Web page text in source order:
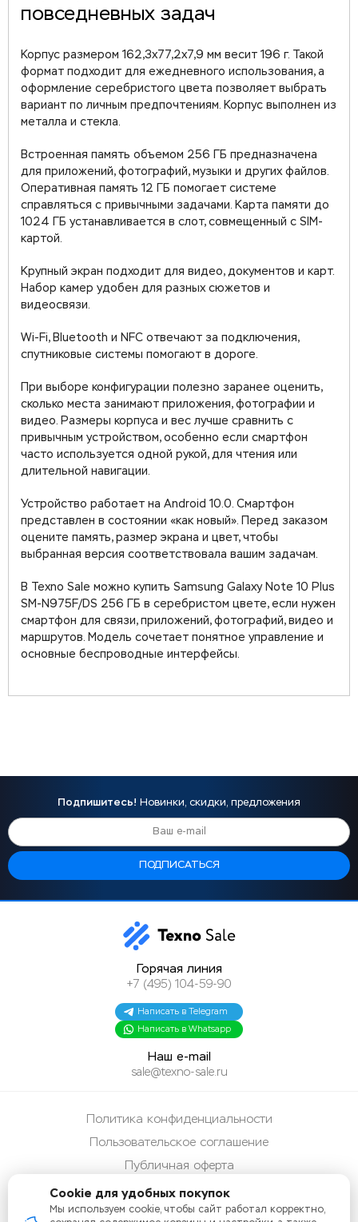
повседневных задач
Корпус размером 162,3x77,2x7,9 мм весит 196 г. Такой
формат подходит для ежедневного использования, а
оформление серебристого цвета позволяет выбрать
вариант по личным предпочтениям. Корпус выполнен из
металла и стекла.
Встроенная память объемом 256 ГБ предназначена
для приложений, фотографий, музыки и других файлов.
Оперативная память 12 ГБ помогает системе
справляться с привычными задачами. Карта памяти до
1024 ГБ устанавливается в слот, совмещенный с SIM-
картой.
Крупный экран подходит для видео, документов и карт.
Набор камер удобен для разных сюжетов и
видеосвязи.
Wi-Fi, Bluetooth и NFC отвечают за подключения,
спутниковые системы помогают в дороге.
При выборе конфигурации полезно заранее оценить,
сколько места занимают приложения, фотографии и
видео. Размеры корпуса и вес лучше сравнить с
привычным устройством, особенно если смартфон
часто используется одной рукой, для чтения или
длительной навигации.
Устройство работает на Android 10.0. Смартфон
представлен в состоянии «как новый». Перед заказом
оцените память, размер экрана и цвет, чтобы
выбранная версия соответствовала вашим задачам.
В Texno Sale можно купить Samsung Galaxy Note 10 Plus
SM-N975F/DS 256 ГБ в серебристом цвете, если нужен
смартфон для связи, приложений, фотографий, видео и
маршрутов. Модель сочетает понятное управление и
основные беспроводные интерфейсы.
Подпишитесь! Новинки, скидки, предложения
Горячая линия
+7 (495) 104-59-90
Написать в Telegram
Написать в Whatsapp
Наш e-mail
sale@texno-sale.ru
Политика конфиденциальности
Пользовательское соглашение
Публичная оферта
Способы оплаты
Карта сайта
Cookie для удобных покупок
Мы используем cookie, чтобы сайт работал корректно,